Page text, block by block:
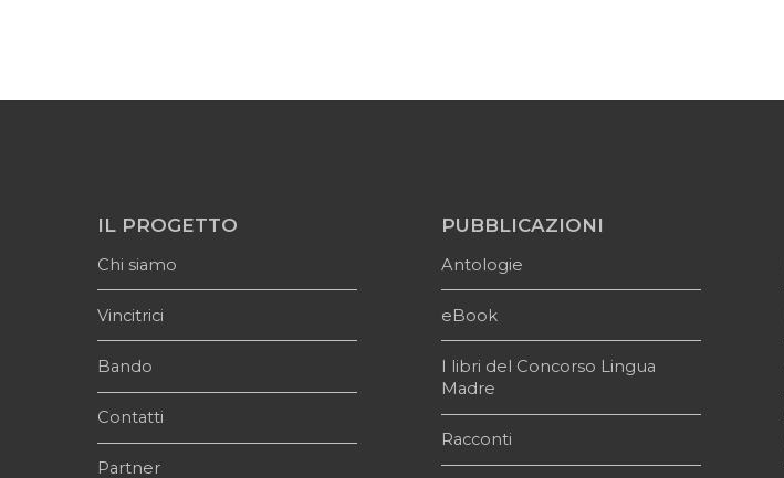
IL PROGETTO
Chi siamo
Vincitrici
Bando
Contatti
Partner
PUBBLICAZIONI
Antologie
eBook
I libri del Concorso Lingua
Madre
Racconti